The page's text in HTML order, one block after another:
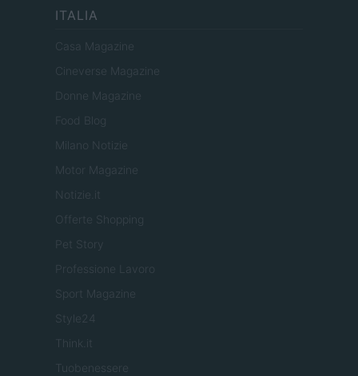
ITALIA
Casa Magazine
Cineverse Magazine
Donne Magazine
Food Blog
Milano Notizie
Motor Magazine
Notizie.it
Offerte Shopping
Pet Story
Professione Lavoro
Sport Magazine
Style24
Think.it
Tuobenessere